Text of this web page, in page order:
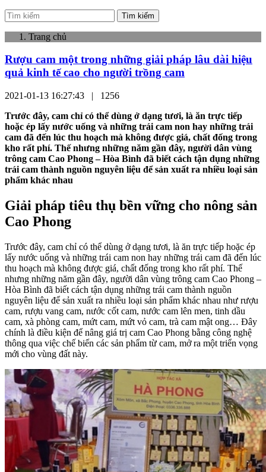
Tìm kiếm
Trang chủ
Rượu cam một trong những giải pháp lâu dài hiệu
quả kinh tế cao cho người trồng cam
2021-01-13 16:27:43 | 1256
Trước đây, cam chỉ có thể dùng ở dạng tươi, là ăn trực tiếp
hoặc ép lấy nước uống và những trái cam non hay những trái
cam đã đến lúc thu hoạch mà không được giá, chất đống trong
kho rất phí. Thế nhưng những năm gần đây, người dân vùng
trông cam Cao Phong – Hòa Bình đã biết cách tận dụng những
trái cam thành nguồn nguyên liệu để sản xuất ra nhiều loại sản
phẩm khác nhau
Giải pháp tiêu thụ bền vững cho nông sản
Cao Phong
Trước đây, cam chỉ có thể dùng ở dạng tươi, là ăn trực tiếp hoặc ép
lấy nước uống và những trái cam non hay những trái cam đã đến lúc
thu hoạch mà không được giá, chất đống trong kho rất phí. Thế
nhưng những năm gần đây, người dân vùng trông cam Cao Phong –
Hòa Bình đã biết cách tận dụng những trái cam thành nguồn
nguyên liệu để sản xuất ra nhiều loại sản phẩm khác nhau như rượu
cam, rượu vang cam, nước cốt cam, nước cam lên men, tinh dầu
cam, xà phòng cam, mứt cam, mứt vỏ cam, trà cam mật ong… Đây
chính là điều kiện để nâng giá trị cam Cao Phong bằng công nghệ
thông qua việc chế biến các sản phẩm từ cam, mở ra một triển vọng
mới cho vùng đất này.